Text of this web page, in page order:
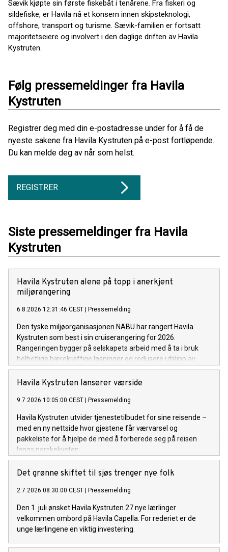
Sævik kjøpte sin første fiskebåt i tenårene. Fra fiskeri og
sildefiske, er Havila nå et konsern innen skipsteknologi,
offshore, transport og turisme. Sævik-familien er fortsatt
majoritetseiere og involvert i den daglige driften av Havila
Kystruten.
Følg pressemeldinger fra Havila
Kystruten
Registrer deg med din e-postadresse under for å få de
nyeste sakene fra Havila Kystruten på e-post fortløpende.
Du kan melde deg av når som helst.
REGISTRER
Siste pressemeldinger fra Havila
Kystruten
Havila Kystruten alene på topp i anerkjent
miljørangering
6.8.2026 12:31:46 CEST | Pressemelding
Den tyske miljøorganisasjonen NABU har rangert Havila
Kystruten som best i sin cruiserangering for 2026.
Rangeringen bygger på selskapets arbeid med å ta i bruk
helhetlige bærekraftige løsninger og redusere utslipp av
klimagasser og luftforurensning langs norskekysten. Som i
fjor setter det norskeide rederiet standarden for
Havila Kystruten lanserer værside
9.7.2026 10:05:00 CEST | Pressemelding
Havila Kystruten utvider tjenestetilbudet for sine reisende –
med en ny nettside hvor gjestene får værvarsel og
pakkeliste for å hjelpe de med å forberede seg på reisen
langs norskekysten.
Det grønne skiftet til sjøs trenger nye folk
2.7.2026 08:30:00 CEST | Pressemelding
Den 1. juli ønsket Havila Kystruten 27 nye lærlinger
velkommen ombord på Havila Capella. For rederiet er de
unge lærlingene en viktig investering.